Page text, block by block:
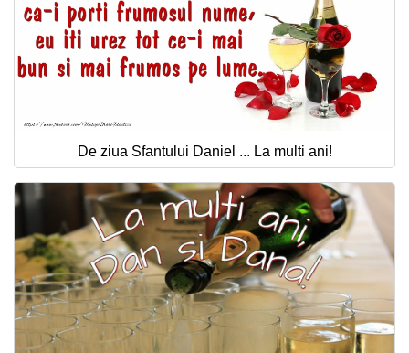
De ziua Sfantului Daniel ... La multi ani!